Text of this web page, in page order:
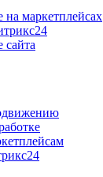
маркетплейсах